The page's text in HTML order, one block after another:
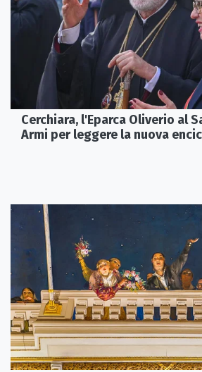
Cerchiara, l'Eparca Oliverio al
Armi per leggere la nuova